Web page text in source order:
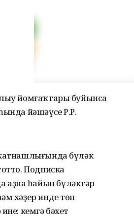
йомғаҡтары буйынса
йәшәүсе Р.Р.
бүләк
Подписка
һайын бүләктәр
хәҙер инде төп
кемгә бәхет